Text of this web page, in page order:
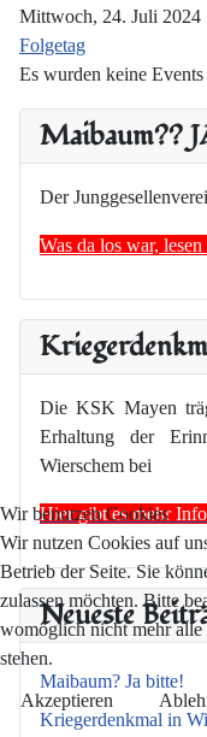
Maibaum??
Der
Was da los war,
Die KSK Mayen
Erhaltung der
Wierschem bei
Hier gibt es mehr
Neueste
Maibaum? Ja bitte!
Kriegerdenkmal in
Mittwoch, 24. Juli 2024
Folgetag
Es wurden keine Events
Wir benutzen Cookies
Wir nutzen Cookies auf
Betrieb der Seite. Sie
zulassen möchten. Bitte
womöglich nicht mehr
stehen.
Akzeptieren